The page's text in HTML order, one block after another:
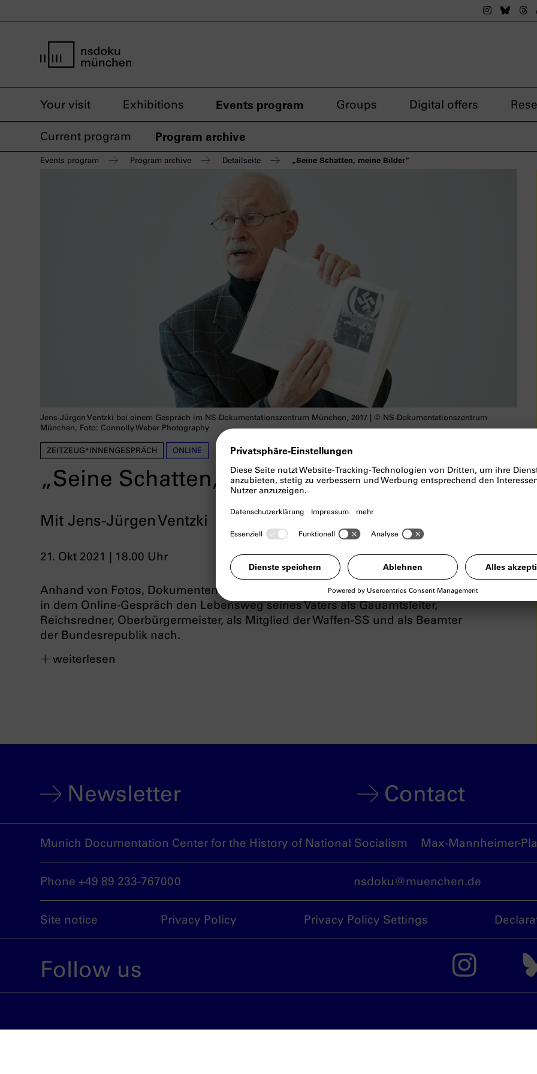
TheThe
Your visit Exhibitions Events program Groups Digital offers
Current program Program archive
Events program Program archive Detailseite „Seine Schatten, meine Bilder“
ZEITZEUG*INNENGESPRÄCH ONLINE
„Seine Schatten, meine Bilder“
Mit Jens-Jürgen Ventzki
21. Okt 2021 | 18.00 Uhr
Jens-Jürgen Ventzki bei einem Gespräch im NS-Dokumentationszentrum München, 2017 | © NS-Dokumentationszentrum
München, Foto: Connolly Weber Photography
Anhand von Fotos, Dokumenten und Erinnerungen zeichnet Jens-Jürgen Ventzki
in dem Online-Gespräch den Lebensweg seines Vaters als Gauamtsleiter,
Reichsredner, Oberbürgermeister, als Mitglied der Waffen-SS und als Beamter
der Bundesrepublik nach.
weiterlesen
Newsletter Contact
Munich Documentation Center for the History of National Socialism Max-Mannheimer-
Phone +49 89 233-767000 nsdoku@muenchen.de
Site notice Privacy Policy Privacy Policy Settings
Follow us The